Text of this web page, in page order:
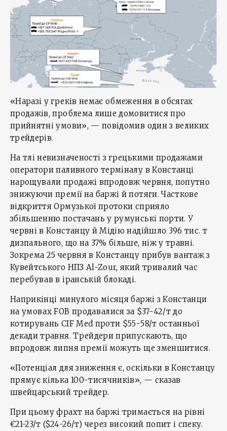
«Наразі у греків немає обмеження в обсягах
продажів, проблема лише домовитися про
прийнятні умови», — повідомив один з великих
трейдерів.
На тлі невизначеності з грецькими продажами
оператори паливного терміналу в Констанці
нарощували продажі впродовж червня, попутно
знижуючи премії на баржі й потяги. Часткове
відкриття Ормузької протоки сприяло
збільшенню постачань у румунські порти. У
червні в Констанцу й Мідію надійшло 396 тис. т
дизпального, що на 37% більше, ніж у травні.
Зокрема 25 червня в Констанцу прибув вантаж з
Кувейтського НПЗ Al-Zour, який тривалий час
перебував в іранській блокаді.
Наприкінці минулого місяця баржі з Констанци
на умовах FOB продавалися за $37-42/т до
котирувань CIF Med проти $55-58/т останньої
декади травня. Трейдери припускають, що
впродовж липня премії можуть ще зменшитися.
«Потенціал для зниження є, оскільки в Констанцу
прямує кілька 100-тисячників», — сказав
швейцарський трейдер.
При цьому фрахт на баржі тримається на рівні
€21-23/т ($24-26/т) через високий попит і спеку.